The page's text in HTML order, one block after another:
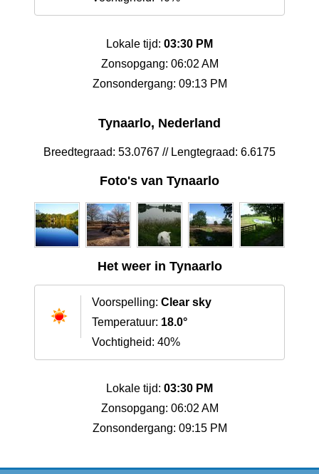
Lokale tijd: 03:30 PM
Zonsopgang: 06:02 AM
Zonsondergang: 09:13 PM
Tynaarlo, Nederland
Breedtegraad: 53.0767 // Lengtegraad: 6.6175
Foto's van Tynaarlo
Het weer in Tynaarlo
Voorspelling: Clear sky
Temperatuur: 18.0°
Vochtigheid: 40%
Lokale tijd: 03:30 PM
Zonsopgang: 06:02 AM
Zonsondergang: 09:15 PM